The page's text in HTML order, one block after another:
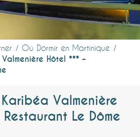
Où Dormir en Martinique
Hôtel *** –
Valmenière
Le Dôme